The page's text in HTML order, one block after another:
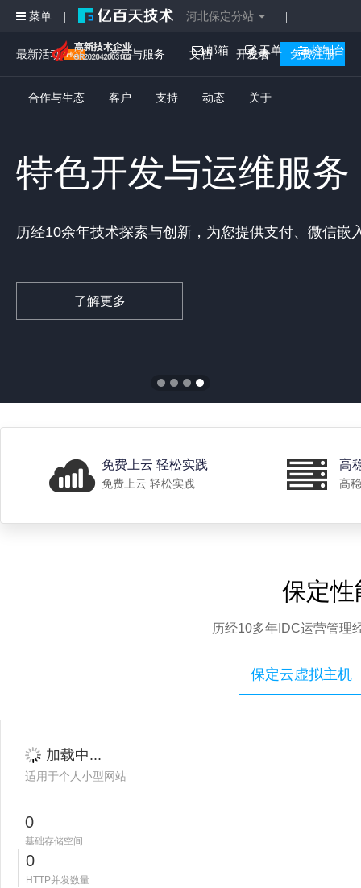
特色开发与运维服务
历经10余年技术探索与创新，为您提供支付、微信
了解更多
最新活动 产品与服务 文档 开发者
合作与生态 客户 支持 动态 关于
登录 免费注册
菜单 河北保定分站
邮箱 工单 控制台
免费上云 轻松实践
免费上云 轻松实践
高
高
保定性
历经10多年IDC运营管理
保定云虚拟主机
加载中...
适用于个人小型网站
0
基础存储空间
0
HTTP并发数量